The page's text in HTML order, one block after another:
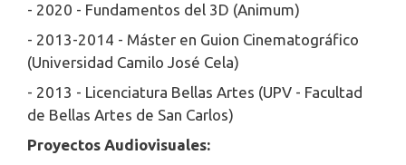
- 2020 - Fundamentos del 3D (Animum)
- 2013-2014 - Máster en Guion Cinematográfico
(Universidad Camilo José Cela)
- 2013 - Licenciatura Bellas Artes (UPV - Facultad
de Bellas Artes de San Carlos)
Proyectos Audiovisuales: